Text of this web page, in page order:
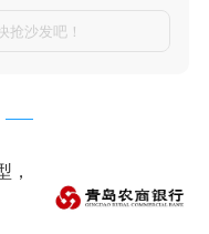
抢沙发吧！
，